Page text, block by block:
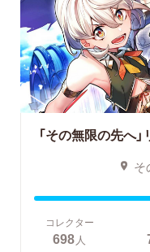
「その無限の先へ
そ
コレクター
698人